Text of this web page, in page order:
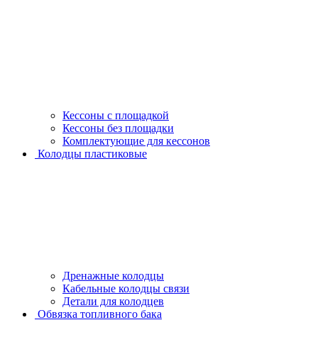
Кессоны с площадкой
Кессоны без площадки
Комплектующие для кессонов
Колодцы пластиковые
Дренажные колодцы
Кабельные колодцы связи
Детали для колодцев
Обвязка топливного бака